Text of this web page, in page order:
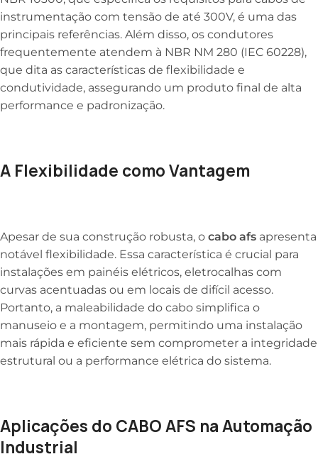
instrumentação com tensão de até 300V, é uma das
principais referências. Além disso, os condutores
frequentemente atendem à NBR NM 280 (IEC 60228),
que dita as características de flexibilidade e
condutividade, assegurando um produto final de alta
performance e padronização.
A Flexibilidade como Vantagem
Apesar de sua construção robusta, o cabo afs apresenta
notável flexibilidade. Essa característica é crucial para
instalações em painéis elétricos, eletrocalhas com
curvas acentuadas ou em locais de difícil acesso.
Portanto, a maleabilidade do cabo simplifica o
manuseio e a montagem, permitindo uma instalação
mais rápida e eficiente sem comprometer a integridade
estrutural ou a performance elétrica do sistema.
Aplicações do CABO AFS na Automação
Industrial